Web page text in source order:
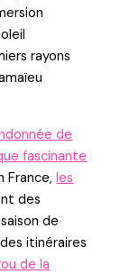
rayons
de
fascinante
France,les
des
de
itinéraires
de la